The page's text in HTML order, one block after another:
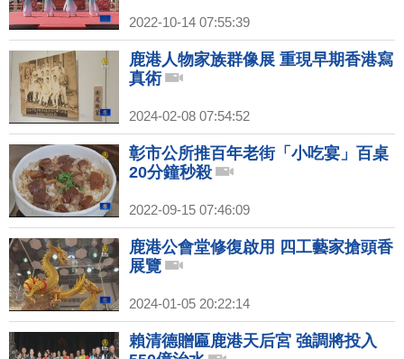
2022-10-14 07:55:39
鹿港人物家族群像展 重現早期香港寫
真術
2024-02-08 07:54:52
彰市公所推百年老街「小吃宴」百桌
20分鐘秒殺
2022-09-15 07:46:09
鹿港公會堂修復啟用 四工藝家搶頭香
展覽
2024-01-05 20:22:14
賴清德贈匾鹿港天后宮 強調將投入